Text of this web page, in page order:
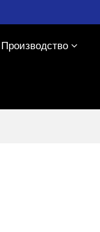
Производство